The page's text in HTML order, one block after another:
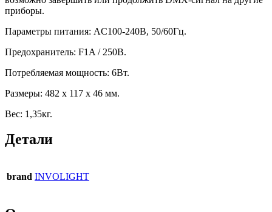
приборы.
Параметры питания: AC100-240В, 50/60Гц.
Предохранитель: F1A / 250В.
Потребляемая мощность: 6Вт.
Размеры: 482 x 117 x 46 мм.
Вес: 1,35кг.
Детали
brand INVOLIGHT